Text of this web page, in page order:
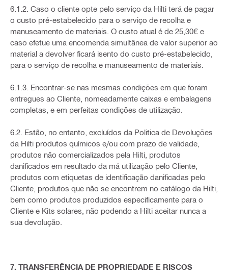
6.1.2. Caso o cliente opte pelo serviço da Hilti terá de pagar
o custo pré-estabelecido para o serviço de recolha e
manuseamento de materiais. O custo atual é de 25,30€ e
caso efetue uma encomenda simultânea de valor superior ao
material a devolver ficará isento do custo pré-estabelecido,
para o serviço de recolha e manuseamento de materiais.
6.1.3. Encontrar-se nas mesmas condições em que foram
entregues ao Cliente, nomeadamente caixas e embalagens
completas, e em perfeitas condições de utilização.
6.2. Estão, no entanto, excluídos da Politica de Devoluções
da Hilti produtos químicos e/ou com prazo de validade,
produtos não comercializados pela Hilti, produtos
danificados em resultado da má utilização pelo Cliente,
produtos com etiquetas de identificação danificadas pelo
Cliente, produtos que não se encontrem no catálogo da Hilti,
bem como produtos produzidos especificamente para o
Cliente e Kits solares, não podendo a Hilti aceitar nunca a
sua devolução.
7. TRANSFERÊNCIA DE PROPRIEDADE E RISCOS